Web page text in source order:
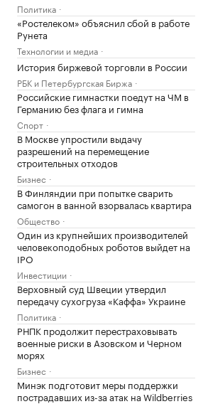
Политика
«Ростелеком» объяснил сбой в работе
Рунета
Технологии и медиа
История биржевой торговли в России
РБК и Петербургская Биржа
Российские гимнастки поедут на ЧМ в
Германию без флага и гимна
Спорт
В Москве упростили выдачу
разрешений на перемещение
строительных отходов
Бизнес
В Финляндии при попытке сварить
самогон в ванной взорвалась квартира
Общество
Один из крупнейших производителей
человекоподобных роботов выйдет на
IPO
Инвестиции
Верховный суд Швеции утвердил
передачу сухогруза «Каффа» Украине
Политика
РНПК продолжит перестраховывать
военные риски в Азовском и Черном
морях
Бизнес
Минэк подготовит меры поддержки
пострадавших из-за атак на Wildberries